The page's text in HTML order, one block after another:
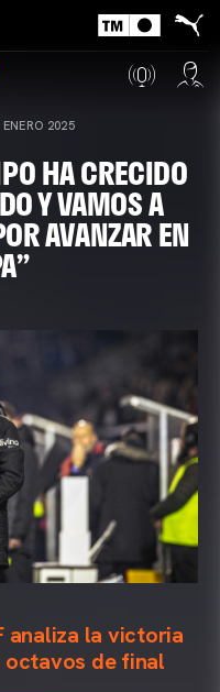
ENERO 2025
HA CRECIDO
Y VAMOS A
AVANZAR EN
analiza la victoria
octavos de final